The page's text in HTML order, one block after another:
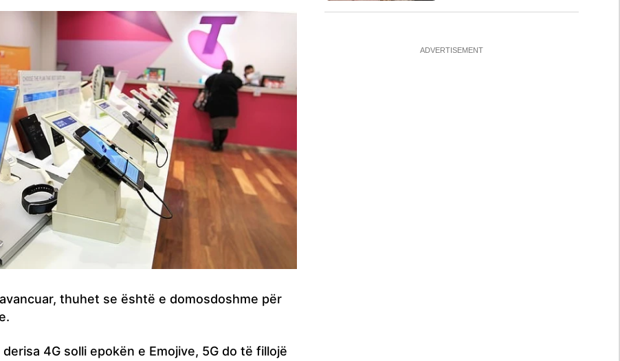
thuhet se është e domosdoshme për
4G solli epokën e Emojive, 5G do të fillojë
komentet e fansave